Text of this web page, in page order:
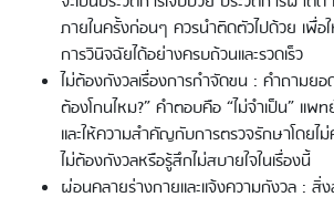
ภายในครั้งก่อนๆ ควรนำติดตัวไปด้วย เพื่
การวินิจฉัยได้อย่างครบถ้วนและรวดเร็ว
ไม่ต้องกังวลเรื่องการกำจัดขน : คำถามย
ต้องโกนไหม?” คำตอบคือ “ไม่จำเป็น” แพ
และให้ความสำคัญกับการตรวจรักษาโดยไ
ไม่ต้องกังวลหรือรู้สึกไม่สบายใจในเรื่องนี้
ผ่อนคลายร่างกายและแจ้งความกังวล :